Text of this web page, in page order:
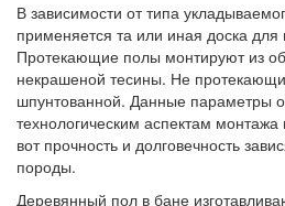
В зависимости от типа
применяется та или иная доска
Протекающие полы монтируют из
некрашеной тесины. Не
шпунтованной. Данные параметры
технологическим аспектам
вот прочность и долговечность
породы.
Деревянный пол в бане